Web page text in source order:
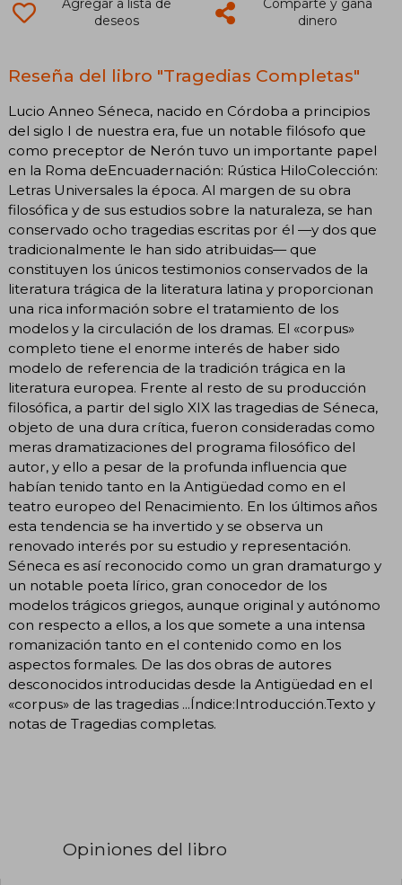
Agregar a lista de
deseos
Comparte y gana
dinero
Reseña del libro "Tragedias Completas"
Lucio Anneo Séneca, nacido en Córdoba a principios
del siglo I de nuestra era, fue un notable filósofo que
como preceptor de Nerón tuvo un importante papel
en la Roma deEncuadernación: Rústica HiloColección:
Letras Universales la época. Al margen de su obra
filosófica y de sus estudios sobre la naturaleza, se han
conservado ocho tragedias escritas por él —y dos que
tradicionalmente le han sido atribuidas— que
constituyen los únicos testimonios conservados de la
literatura trágica de la literatura latina y proporcionan
una rica información sobre el tratamiento de los
modelos y la circulación de los dramas. El «corpus»
completo tiene el enorme interés de haber sido
modelo de referencia de la tradición trágica en la
literatura europea. Frente al resto de su producción
filosófica, a partir del siglo XIX las tragedias de Séneca,
objeto de una dura crítica, fueron consideradas como
meras dramatizaciones del programa filosófico del
autor, y ello a pesar de la profunda influencia que
habían tenido tanto en la Antigüedad como en el
teatro europeo del Renacimiento. En los últimos años
esta tendencia se ha invertido y se observa un
renovado interés por su estudio y representación.
Séneca es así reconocido como un gran dramaturgo y
un notable poeta lírico, gran conocedor de los
modelos trágicos griegos, aunque original y autónomo
con respecto a ellos, a los que somete a una intensa
romanización tanto en el contenido como en los
aspectos formales. De las dos obras de autores
desconocidos introducidas desde la Antigüedad en el
«corpus» de las tragedias ...Índice:Introducción.Texto y
notas de Tragedias completas.
Opiniones del libro